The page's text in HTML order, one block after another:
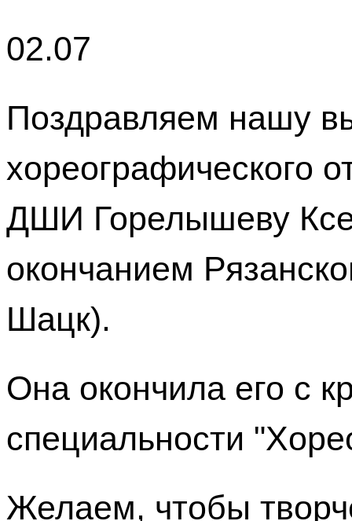
02.07
Поздравляем нашу
хореографического
ДШИ Горелышеву
окончанием
Шацк).
Она окончила его с
специальности
Желаем, чтобы